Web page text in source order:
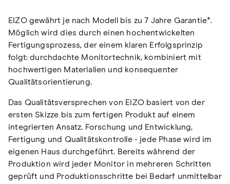
EIZO gewährt je nach Modell bis zu 7 Jahre Garantie*.
Möglich wird dies durch einen hochentwickelten
Fertigungsprozess, der einem klaren Erfolgsprinzip
folgt: durchdachte Monitortechnik, kombiniert mit
hochwertigen Materialien und konsequenter
Qualitätsorientierung.
Das Qualitätsversprechen von EIZO basiert von der
ersten Skizze bis zum fertigen Produkt auf einem
integrierten Ansatz. Forschung und Entwicklung,
Fertigung und Qualitätskontrolle - jede Phase wird im
eigenen Haus durchgeführt. Bereits während der
Produktion wird jeder Monitor in mehreren Schritten
geprüft und Produktionsschritte bei Bedarf unmittelbar